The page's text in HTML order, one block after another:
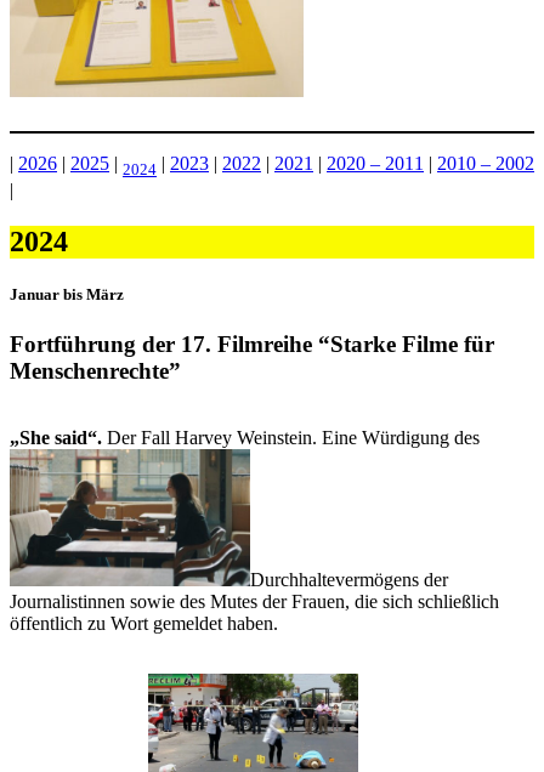
| 2026 | 2025 | 2024 | 2023 | 2022 | 2021 | 2020 – 2011 | 2010 – 2002
|
2024
Januar bis März
Fortführung der 17. Filmreihe “Starke Filme für
Menschenrechte”
„She said“. Der Fall Harvey Weinstein. Eine Würdigung des
Durchhaltevermögens der
Journalistinnen sowie des Mutes der Frauen, die sich schließlich
öffentlich zu Wort gemeldet haben.